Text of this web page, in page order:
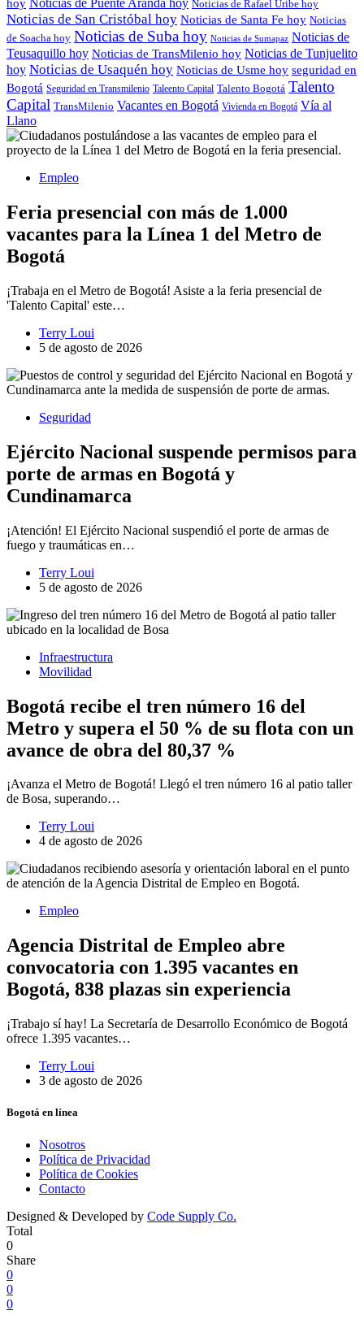
hoy Noticias de Rafael Uribe hoy
Noticias de San Cristóbal hoy Noticias de Santa Fe hoy Noticias
de Soacha hoy Noticias de Suba hoy Noticias de Sumapaz Noticias de
Teusaquillo hoy Noticias de TransMilenio hoy Noticias de Tunjuelito
hoy Noticias de Usaquén hoy Noticias de Usme hoy seguridad en
Bogotá Seguridad en Transmilenio Taleento Capital Talento Bogotá Talento
Capital TransMilenio Vacantes en Bogotá Vivienda en Bogotá Vía al
Llano
Empleo
Feria presencial con más de 1.000
vacantes para la Línea 1 del Metro de
Bogotá
¡Trabaja en el Metro de Bogotá! Asiste a la feria presencial de
'Talento Capital' este…
Terry Loui
5 de agosto de 2026
Seguridad
Ejército Nacional suspende permisos para
porte de armas en Bogotá y
Cundinamarca
¡Atención! El Ejército Nacional suspendió el porte de armas de
fuego y traumáticas en…
Terry Loui
5 de agosto de 2026
Infraestructura
Movilidad
Bogotá recibe el tren número 16 del
Metro y supera el 50 % de su flota con un
avance de obra del 80,37 %
¡Avanza el Metro de Bogotá! Llegó el tren número 16 al patio taller
de Bosa, superando…
Terry Loui
4 de agosto de 2026
Empleo
Agencia Distrital de Empleo abre
convocatoria con 1.395 vacantes en
Bogotá, 838 plazas sin experiencia
¡Trabajo sí hay! La Secretaría de Desarrollo Económico de Bogotá
ofrece 1.395 vacantes…
Terry Loui
3 de agosto de 2026
Bogotá en línea
Nosotros
Política de Privacidad
Política de Cookies
Contacto
Designed & Developed by Code Supply Co.
Total
0
Share
0
0
0